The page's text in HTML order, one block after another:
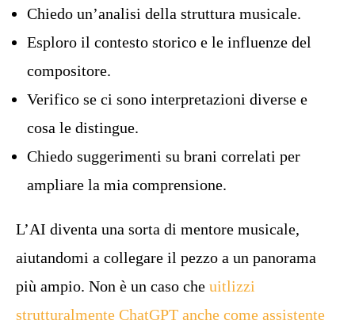
Chiedo un’analisi della struttura musicale.
Esploro il contesto storico e le influenze del
compositore.
Verifico se ci sono interpretazioni diverse e
cosa le distingue.
Chiedo suggerimenti su brani correlati per
ampliare la mia comprensione.
L’AI diventa una sorta di mentore musicale,
aiutandomi a collegare il pezzo a un panorama
più ampio. Non è un caso che uitlizzi
strutturalmente ChatGPT anche come assistente